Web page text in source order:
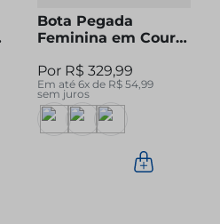
Bota Pegada
Feminina em Couro
280512-05
R$ 329,99
Em até 6x de R$ 54,99
sem juros